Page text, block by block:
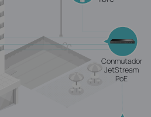
Conmutador
JetStream
PoE